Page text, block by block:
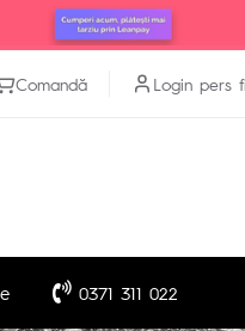
Login pers
Comandă
0371 311 022